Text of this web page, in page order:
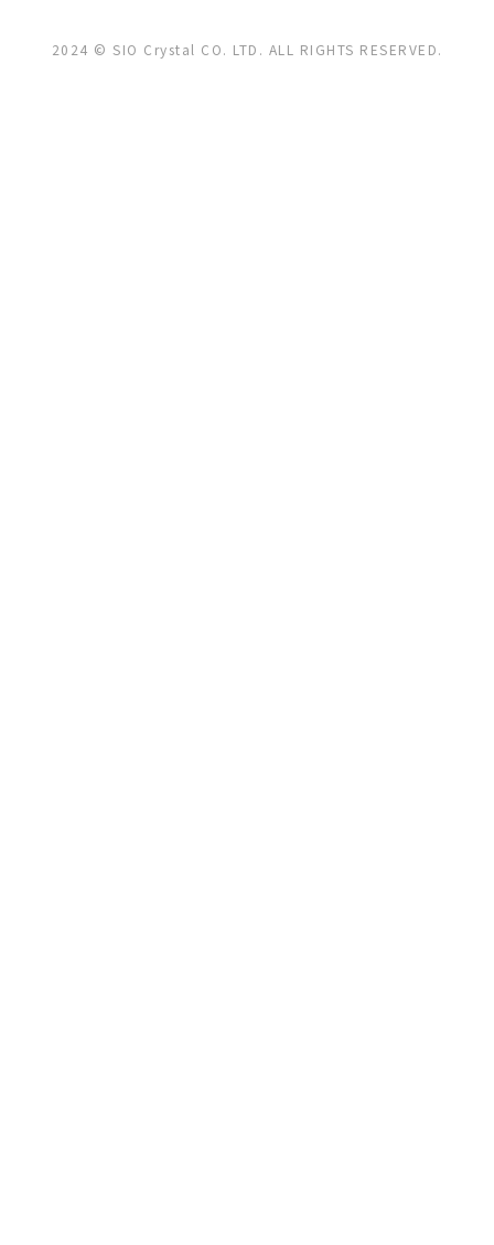
2024 © SIO Crystal CO. LTD. ALL RIGHTS RESERVED.